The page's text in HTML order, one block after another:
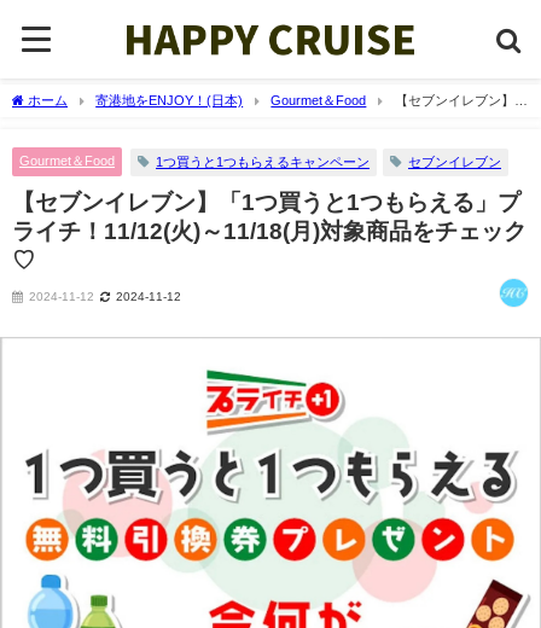
ホーム 寄港地をENJOY！(日本) Gourmet＆Food
【セブンイレブン】
Gourmet＆Food 1つ買うと1つもらえるキャンペーン セブンイレブン
【セブンイレブン】「1つ買うと1つもらえる」プ
ライチ！11/12(火)～11/18(月)対象商品をチェック
♡
2024-11-12 2024-11-12